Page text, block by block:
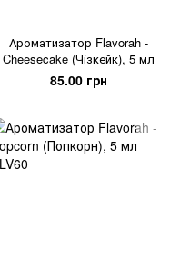
Ароматизатор Flavorah -
Cheesecake (Чізкейк), 5 мл
85.00 грн